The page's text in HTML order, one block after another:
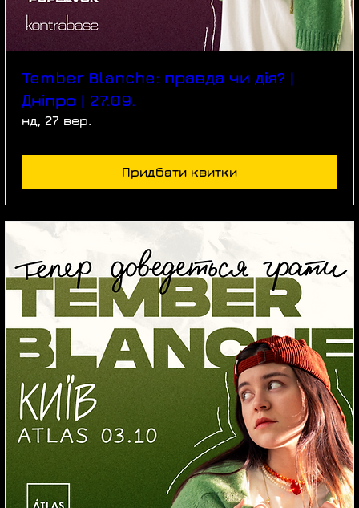
Tember Blanche: правда чи дія? |
Дніпро | 27.09.
нд, 27 вер.
Придбати квитки